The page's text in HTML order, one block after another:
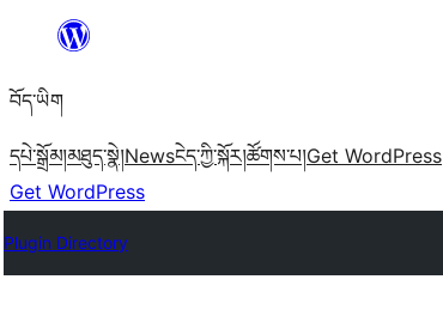
content
བོད་ཡིག
དཔེ་སྒྲོམ།མཐུད་སྣེ།Newsངེད་ཀྱི་སྐོར།ཚོགས་པ།Get WordPress
Get WordPress
Plugin Directory